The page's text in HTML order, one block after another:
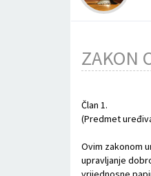
ZAKON
Član 1.
(Predmet
Ovim zakonom
upravljanje